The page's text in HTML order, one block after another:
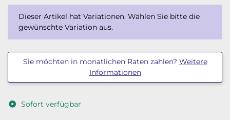
x
Dieser Artikel hat Variationen. Wählen Sie bitte die
gewünschte Variation aus.
Sie möchten in monatlichen Raten zahlen? Weitere
Informationen
Sofort verfügbar